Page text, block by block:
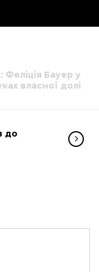
Феліція Бауер у
власної долі
до